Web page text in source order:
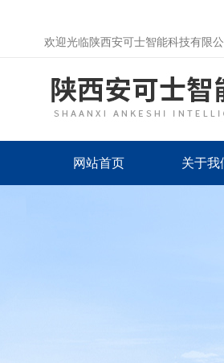
欢迎光临陕西安可士智能科技有限公
网站首页 关于我